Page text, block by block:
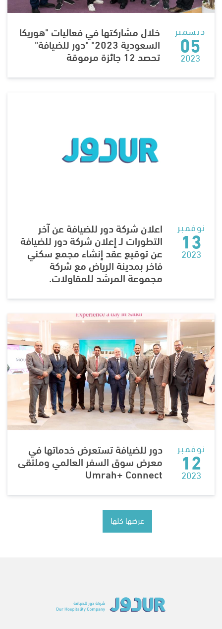
ديسمبر
05
2023
خلال مشاركتها في فعاليات "هوريكا
السعودية 2023" "دور للضيافة"
تحصد 12 جائزة مرموقة
نوفمبر
13
2023
اعلان شركة دور للضيافة عن آخر
التطورات لـ إعلان شركة دور للضيافة
عن توقيع عقد إنشاء مجمع سكني
فاخر بمدينة الرياض مع شركة
مجموعة المرشد للمقاولات.
نوفمبر
12
2023
دور للضيافة تستعرض خدماتها في
معرض سوق السفر العالمي وملتقى
Umrah+ Connect
عرضها كلها